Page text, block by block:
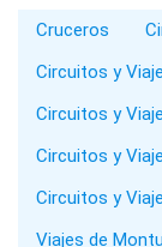
Cruceros
Circuitos y
Circuitos y
Circuitos y
Circuitos y
Viajes de